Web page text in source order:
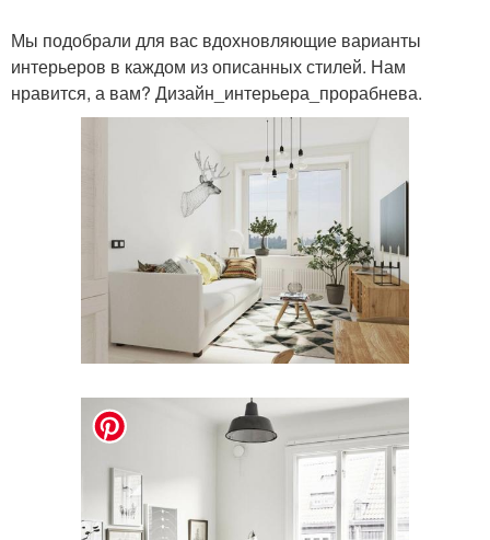
Мы подобрали для вас вдохновляющие варианты
интерьеров в каждом из описанных стилей. Нам
нравится, а вам? Дизайн_интерьера_прорабнева.